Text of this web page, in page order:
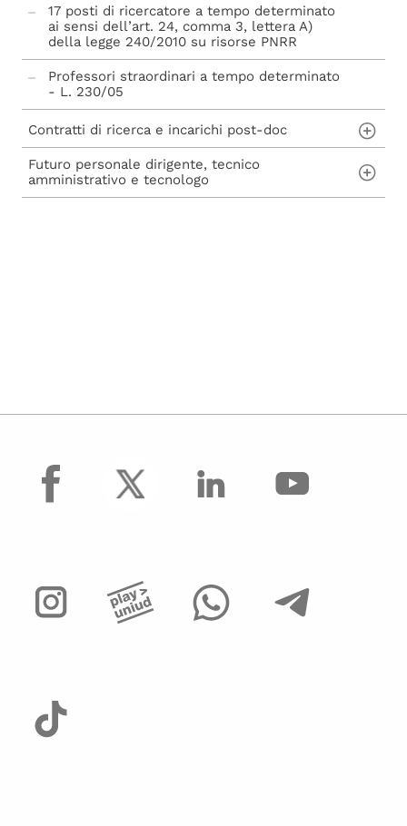
17 posti di ricercatore a tempo determinato
ai sensi dell’art. 24, comma 3, lettera A)
della legge 240/2010 su risorse PNRR
Professori straordinari a tempo determinato
- L. 230/05
Abilitazione scientifica nazionale - L. 240/10
Contratti di ricerca e incarichi post-doc
Contratti di ricerca ai sensi dell'art. 22 della
Legge n. 240/2010
Futuro personale dirigente, tecnico
amministrativo e tecnologo
Assunzioni Tecnologi tempo determinato
Avvisi di mobilità presso ALTRI ATENEI ed
enti
facebook